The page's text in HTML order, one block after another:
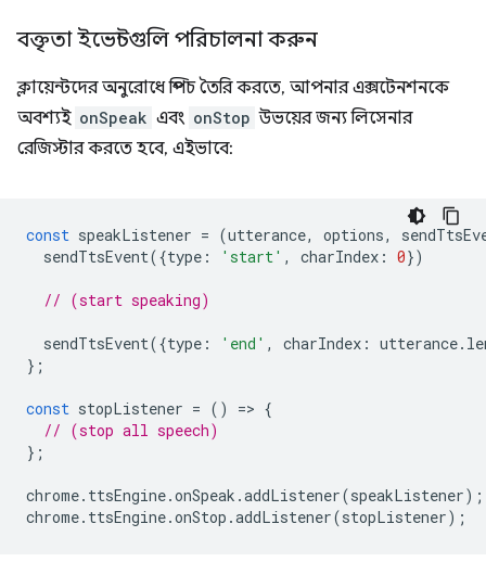
বক্তৃতা ইভেন্টগুলি পরিচালনা করুন
ক্লায়েন্টদের অনুরোধে স্পিচ তৈরি করতে, আপনার এক্সটেনশনকে
অবশ্যই onSpeak এবং onStop উভয়ের জন্য লিসেনার
রেজিস্টার করতে হবে, এইভাবে:
const speakListener = (utterance, options,
sendTtsEvent({type : 'start' , charIndex : 0})
// (start speaking)
sendTtsEvent({type : 'end' , charIndex : utterance.
};
const stopListener = () => {
// (stop all speech)
};
chrome. ttsEngine.onSpeak .addListener(speakListener);
chrome. ttsEngine.onStop .addListener(stopListener);